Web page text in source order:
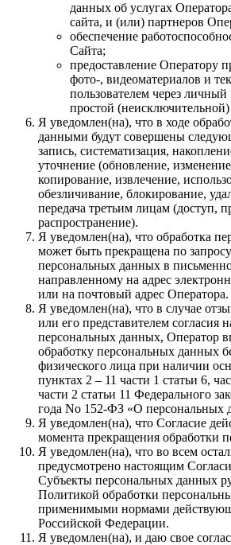
данных об услугах
сайта, и (или) партнеров
обеспечение
Сайта;
предоставление Оператору
фото-, видеоматериалов и
пользователем через
простой
Я уведомлен(на), что в ходе
данными будут совершены
запись, систематизация,
уточнение (обновление,
копирование, извлечение,
обезличивание, блокирование,
передача третьим лицам (доступ,
распространение).
Я уведомлен(на), что обработка
может быть прекращена по
персональных данных в
направленному на адрес
или на почтовый адрес Оператора.
Я уведомлен(на), что в случае
или его представителем согласия
персональных данных, Оператор
обработку персональных данных
физического лица при наличии
пунктах 2 – 11 части 1 статьи 6,
части 2 статьи 11 Федерального
года No 152-ФЗ «О персональных
Я уведомлен(на), что Согласие
момента прекращения обработки
Я уведомлен(на), что во всем
предусмотрено настоящим
Субъекты персональных данных
Политикой обработки
применимыми нормами
Российской Федерации.
Я уведомлен(на), и даю свое